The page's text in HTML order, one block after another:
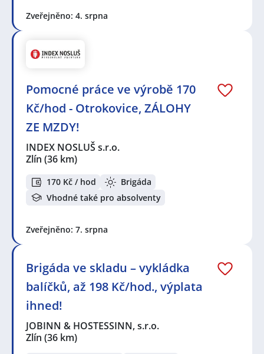
Zveřejněno: 4. srpna
Pomocné práce ve výrobě 170
Kč/hod - Otrokovice, ZÁLOHY
ZE MZDY!
INDEX NOSLUŠ s.r.o.
Zlín (36 km)
170 Kč / hod
Brigáda
Vhodné také pro absolventy
Zveřejněno: 7. srpna
Brigáda ve skladu – vykládka
balíčků, až 198 Kč/hod., výplata
ihned!
JOBINN & HOSTESSINN, s.r.o.
Zlín (36 km)